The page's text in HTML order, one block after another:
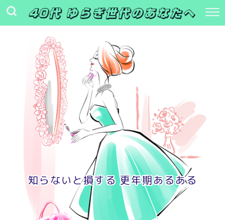
知らないと損する 更年期あるある